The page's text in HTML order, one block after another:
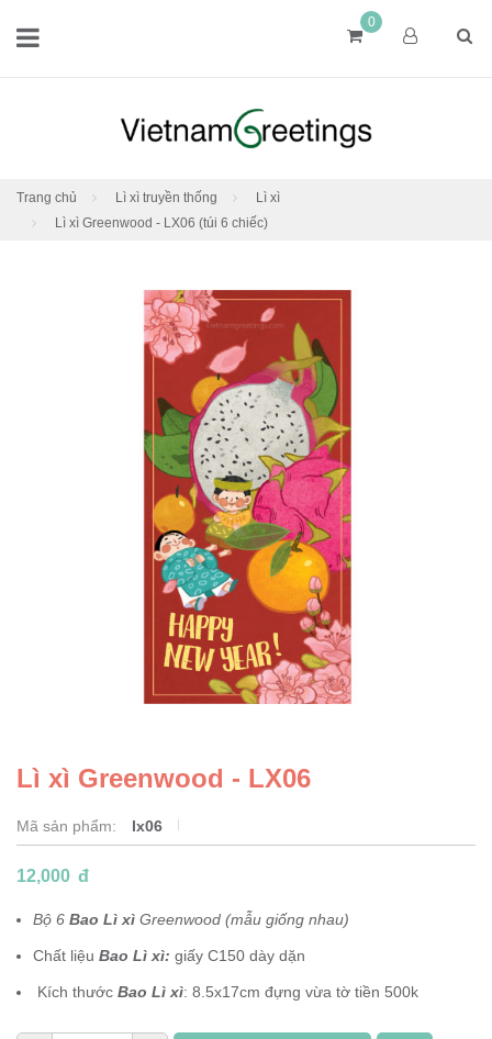
0
Trang chủ Lì xì truyền thống
Lì xì
Lì xì Greenwood - LX06 (túi 6 chiếc)
Lì xì Greenwood - LX06
Mã sản phẩm: lx06
12,000 đ
Bộ 6 Bao Lì xì Greenwood (mẫu giống nhau)
Chất liệu Bao Lì xì: giấy C150 dày dặn
Kích thước Bao Lì xì: 8.5x17cm đựng vừa tờ tiền 500k